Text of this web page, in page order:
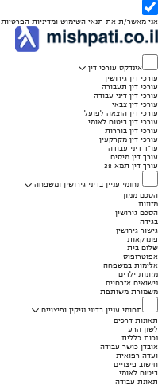
אני מאשר/ת את תנאי השימוש ומדיניות הפרטיות
אינדקס עורכי דין
עורכי דין גירושין
עורכי דין תעבורה
עורכי דין דיני עבודה
עורכי דין צבאי
עורכי דין הוצאה לפועל
עורכי דין ביטוח לאומי
עורכי דין בוררות
עורכי דין מקרקעין
עו"ד דיני עבודה
עורך דין מיסים
עורך דין תמא 38
תחומי עניין בדיני גירושין ומשפחה
הסכם ממון
מזונות
הסכם גירושין
בגידה
גישור גירושין
פונדקאות
שלום בית
אפוטרופוס
אלימות במשפחה
מזונות ילדים
נישואים אזרחיים
משמורת משותפת
תחומי עניין בדיני נזיקין ופיצויים
תאונות דרכים
לשון הרע
נכות כללית
אובדן כושר עבודה
ועדה רפואית
חישוב פיצויים
ביטוח לאומי
תאונת עבודה